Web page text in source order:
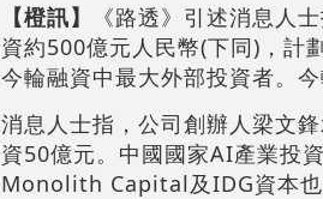
【橙訊】
《路透》引述消息人
資約500億元人民幣(下同)，計
今輪融資中最大外部投資者。
消息人士指，公司創辦人梁文
資50億元。中國國家AI產業投
Monolith Capital及IDG資本也